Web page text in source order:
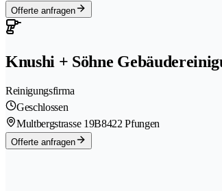
Offerte anfragen
Knushi + Söhne
Reinigungsfirma
Geschlossen
Multbergstrasse 19B8422 Pfungen
Offerte anfragen